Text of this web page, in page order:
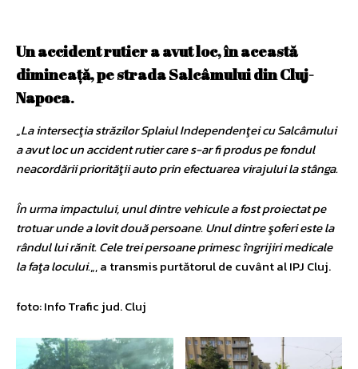
Un accident rutier a avut loc, în această
dimineaţă, pe strada Salcâmului din Cluj-
Napoca.
„La intersecţia străzilor Splaiul Independenţei cu Salcâmului
a avut loc un accident rutier care s-ar fi produs pe fondul
neacordării priorităţii auto prin efectuarea virajului la stânga.
În urma impactului, unul dintre vehicule a fost proiectat pe
trotuar unde a lovit două persoane. Unul dintre şoferi este la
rândul lui rănit. Cele trei persoane primesc îngrijiri medicale
la faţa locului.„, a transmis purtătorul de cuvânt al IPJ Cluj.
foto: Info Trafic jud. Cluj